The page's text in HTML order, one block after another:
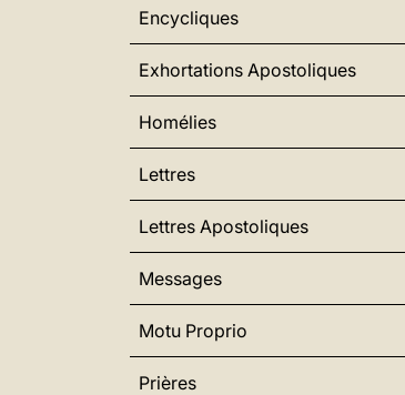
Encycliques
Exhortations Apostoliques
Homélies
Lettres
Lettres Apostoliques
Messages
Motu Proprio
Prières